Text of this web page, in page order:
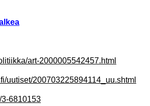
art-2000005542457.html
uutiset/200703225894114_uu.shtml
3-6810153